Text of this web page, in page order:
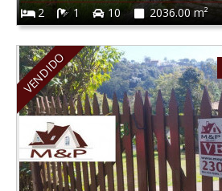
2
1 10 2036.00 m²
VENDIDO